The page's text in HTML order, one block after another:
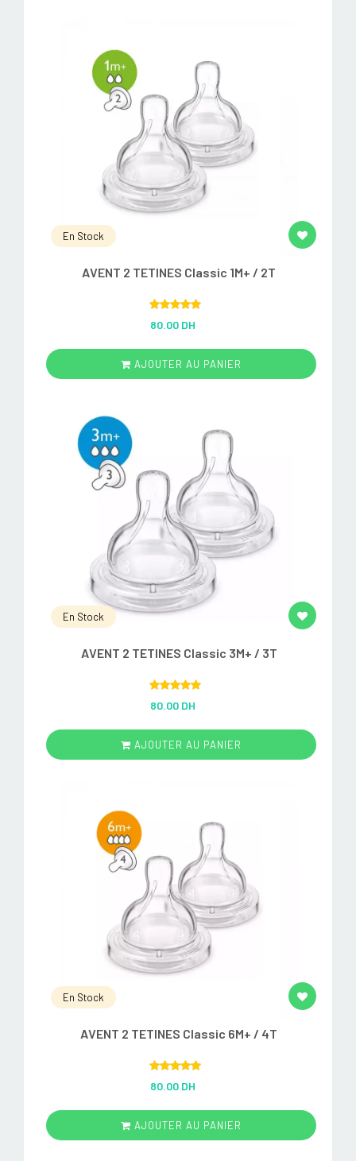
En Stock
AVENT 2 TETINES Classic 1M+ / 2T
out of 5
80.00 DH
AJOUTER AU PANIER
En Stock
AVENT 2 TETINES Classic 3M+ / 3T
out of 5
80.00 DH
AJOUTER AU PANIER
En Stock
AVENT 2 TETINES Classic 6M+ / 4T
out of 5
80.00 DH
AJOUTER AU PANIER